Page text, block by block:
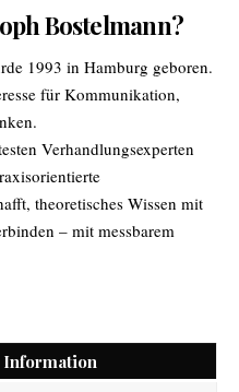
Bostelmann?
1993 in Hamburg geboren.
für Kommunikation,
Verhandlungsexperten
theoretisches Wissen mit
– mit messbarem
Information